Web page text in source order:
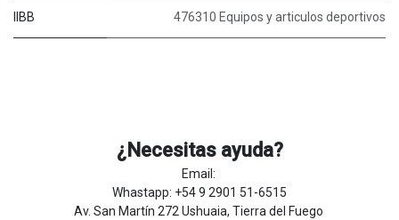
IIBB 476310 Equipos y articulos deportivos
¿Necesitas ayuda?
Email:
Whastapp: +54 9 2901 51-6515
Av. San Martín 272 Ushuaia, Tierra del Fuego